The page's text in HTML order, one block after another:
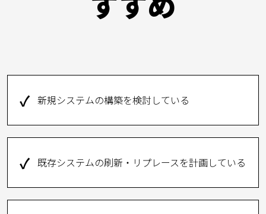
✓ 新規システムの構築を検討している
✓ 既存システムの刷新・リプレースを計画している